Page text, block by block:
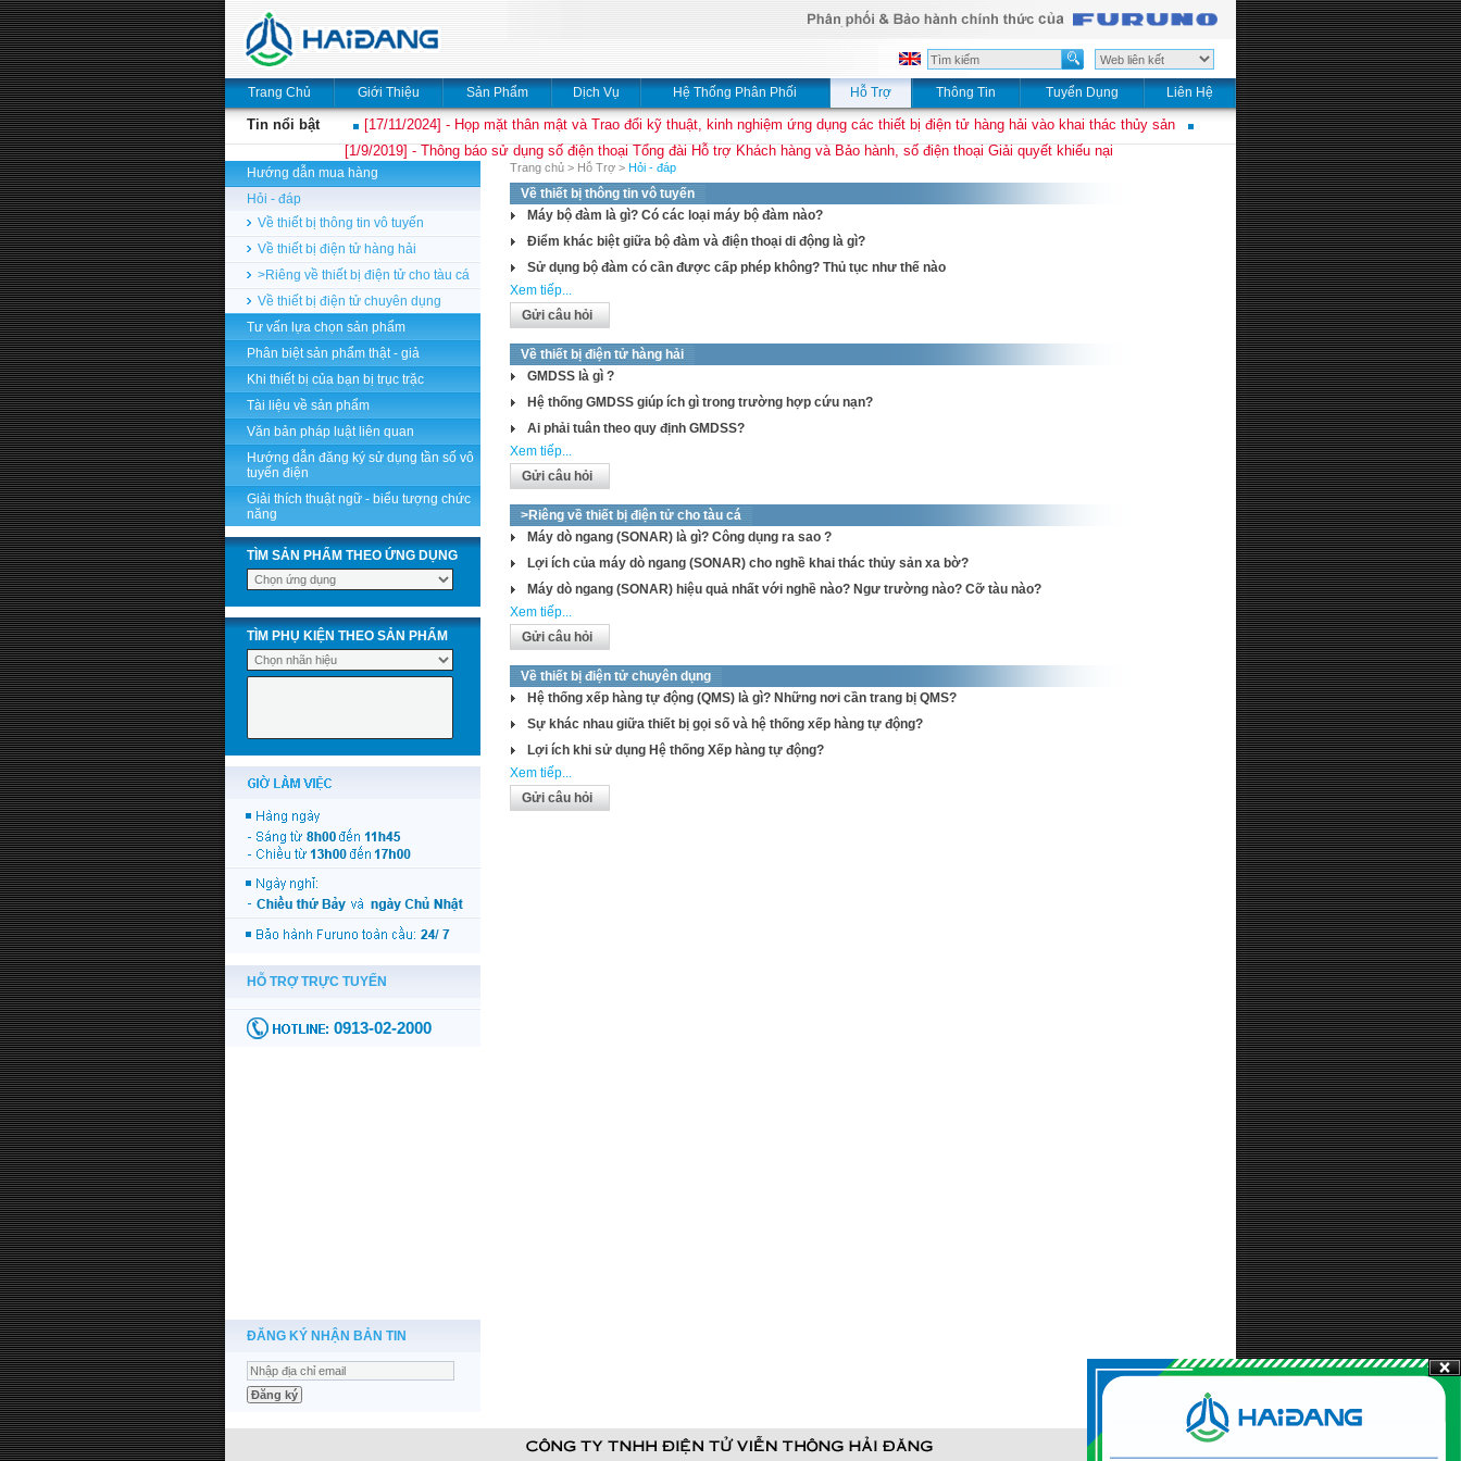
Trang Chủ Giới Thiệu Sản Phẩm Dịch Vụ Hệ Thống Phân Phối Hỗ Trợ Thông Tin Tuyển Dụng Liên Hệ
Tin nổi bật
[17/11/2024] - Họp mặt thân mật và Trao đổi kỹ thuật, kinh nghiệm ứng dụng các thiết bị điện tử hàng hải vào khai thác thủy sản
[1/9/2019] - Thông báo sử dụng số điện thoại Tổng đài Hỗ trợ Khách hàng và Bảo hành, số điện thoại Giải quyết khiếu nại
Hướng dẫn mua hàng
Hỏi - đáp
Về thiết bị thông tin vô tuyến
Về thiết bị điện tử hàng hải
>Riêng về thiết bị điện tử cho tàu cá
Về thiết bị điện tử chuyên dụng
Tư vấn lựa chọn sản phẩm
Phân biệt sản phẩm thật - giả
Khi thiết bị của bạn bị trục trặc
Tài liệu về sản phẩm
Văn bản pháp luật liên quan
Hướng dẫn đăng ký sử dụng tần số vô
tuyến điện
Giải thích thuật ngữ - biểu tượng chức
năng
TÌM SẢN PHẨM THEO ỨNG DỤNG
TÌM PHỤ KIỆN THEO SẢN PHẨM
ĐĂNG KÝ NHẬN BẢN TIN
Trang chủ > Hỗ Trợ > Hỏi - đáp
Về thiết bị thông tin vô tuyến
Máy bộ đàm là gì? Có các loại máy bộ đàm nào?
Điểm khác biệt giữa bộ đàm và điện thoại di động là gì?
Sử dụng bộ đàm có cần được cấp phép không? Thủ tục như thế nào
Xem tiếp...
Gửi câu hỏi
Về thiết bị điện tử hàng hải
GMDSS là gì ?
Hệ thống GMDSS giúp ích gì trong trường hợp cứu nạn?
Ai phải tuân theo quy định GMDSS?
Xem tiếp...
Gửi câu hỏi
>Riêng về thiết bị điện tử cho tàu cá
Máy dò ngang (SONAR) là gì? Công dụng ra sao ?
Lợi ích của máy dò ngang (SONAR) cho nghề khai thác thủy sản xa bờ?
Máy dò ngang (SONAR) hiệu quả nhất với nghề nào? Ngư trường nào? Cỡ tàu nào?
Xem tiếp...
Gửi câu hỏi
Về thiết bị điện tử chuyên dụng
Hệ thống xếp hàng tự động (QMS) là gì? Những nơi cần trang bị QMS?
Sự khác nhau giữa thiết bị gọi số và hệ thống xếp hàng tự động?
Lợi ích khi sử dụng Hệ thống Xếp hàng tự động?
Xem tiếp...
Gửi câu hỏi